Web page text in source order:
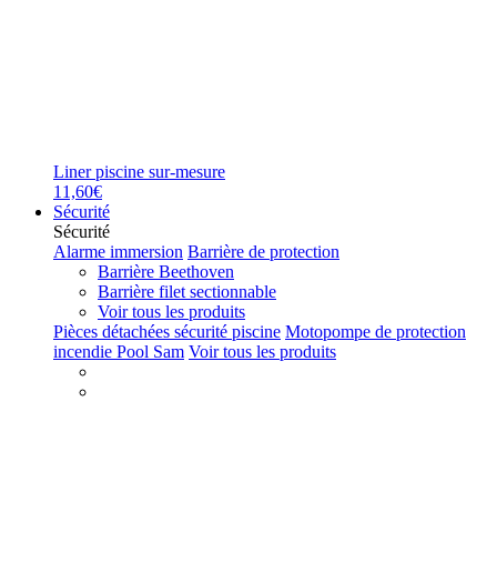
Liner piscine sur-mesure
11,60€
Sécurité
Sécurité
Alarme immersion Barrière de protection
Barrière Beethoven
Barrière filet sectionnable
Voir tous les produits
Pièces détachées sécurité piscine Motopompe de protection
incendie Pool Sam Voir tous les produits